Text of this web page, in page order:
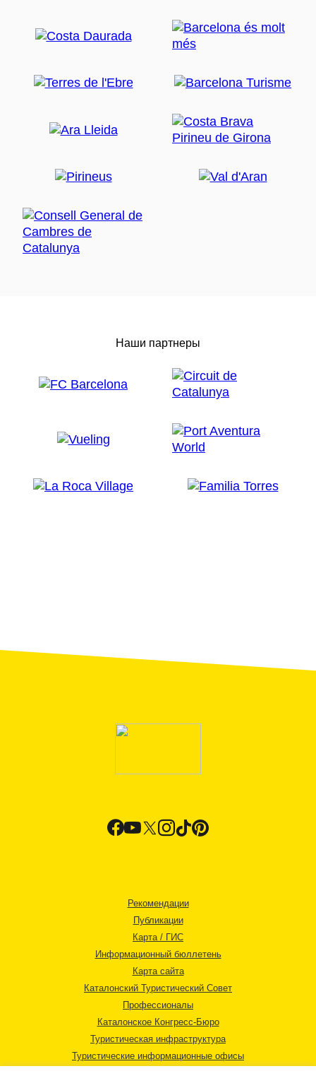
Наши партнеры
Рекомендации
Публикации
Карта / ГИС
Информационный бюллетень
Карта сайта
Каталонский Туристический Совет
Профессионалы
Каталонское Конгресс-Бюро
Туристическая инфраструктура
Туристические информационные офисы